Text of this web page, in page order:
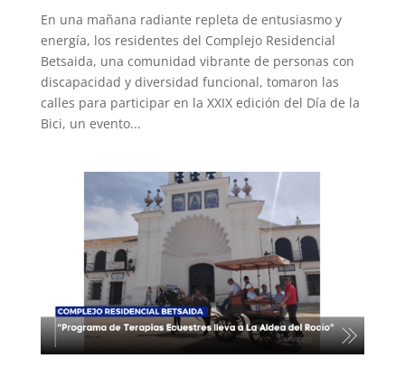
En una mañana radiante repleta de entusiasmo y
energía, los residentes del Complejo Residencial
Betsaida, una comunidad vibrante de personas con
discapacidad y diversidad funcional, tomaron las
calles para participar en la XXIX edición del Día de la
Bici, un evento...